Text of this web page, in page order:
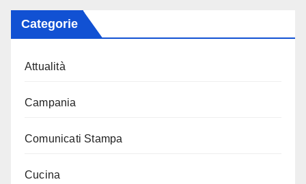
Categorie
Attualità
Campania
Comunicati Stampa
Cucina